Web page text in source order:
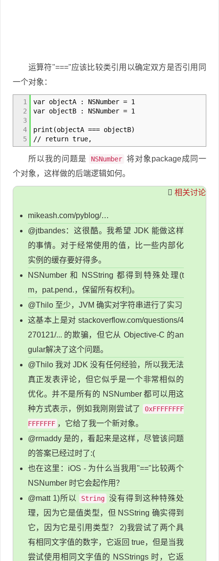
运算符"==="应该比较类引用以确定双方是否引用同
一个对象：
1
2
3
4
5
var objectA : NSNumber = 1
var objectB : NSNumber = 1
print(objectA === objectB)
// return true,
所以我的问题是 NSNumber 将对象package成同一
个对象，这样做的后端逻辑如何。
相关讨论
mikeash.com/pyblog/…
@jtbandes：这很酷。我希望 JDK 能做这样
的事情。对于经常使用的值，比一些内部化
实例的缓存要好得多。
NSNumber 和 NSString 都得到特殊处理(t
m，pat.pend.，保留所有权利)。
@Thilo 至少，JVM 确实对字符串进行了实习
这基本上是对 stackoverflow.com/questions/4
270121/... 的欺骗，但它从 Objective-C 的an
gular解决了这个问题。
@Thilo 我对 JDK 没有任何经验，所以我无法
真正发表评论，但它似乎是一个非常相似的
优化。并不是所有的 NSNumber 都可以用这
种方式表示，例如我刚刚尝试了
0xFFFFFFFF
FFFFFFF ，它给了我一个新对象。
@rmaddy 是的，看起来是这样，尽管该问题
的答案已经过时了:(
也在这里：iOS - 为什么当我用"=="比较两个
NSNumber 时它会起作用？
@matt 1)所以
String 没有得到这种特殊处
理，因为它是值类型，但 NSString 确实得到
它，因为它是引用类型？ 2)我尝试了两个具
有相同文字值的数字，它返回 true，但是当我
尝试使用相同文字值的 NSStrings 时，它返